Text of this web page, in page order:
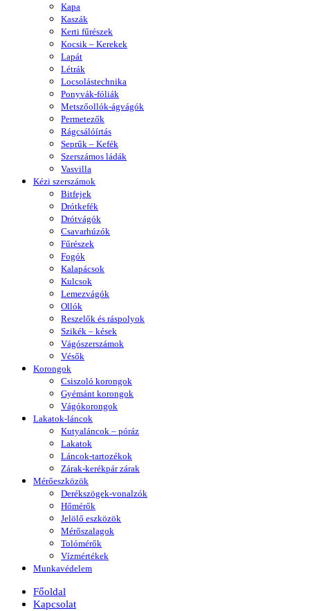
Kapa
Kaszák
Kerti fűrészek
Kocsik – Kerekek
Lapát
Létrák
Locsolástechnika
Ponyvák-fóliák
Metszőollók-ágvágók
Permetezők
Rágcsálóírtás
Seprűk – Kefék
Szerszámos ládák
Vasvilla
Kézi szerszámok
Bitfejek
Drótkefék
Drótvágók
Csavarhúzók
Fűrészek
Fogók
Kalapácsok
Kulcsok
Lemezvágók
Ollók
Reszelők és ráspolyok
Szikék – kések
Vágószerszámok
Vésők
Korongok
Csiszoló korongok
Gyémánt korongok
Vágókorongok
Lakatok-láncok
Kutyaláncok – póráz
Lakatok
Láncok-tartozékok
Zárak-kerékpár zárak
Mérőeszközök
Derékszögek-vonalzók
Hőmérők
Jelölő eszközök
Mérőszalagok
Tolómérők
Vízmértékek
Munkavédelem
Főoldal
Kapcsolat